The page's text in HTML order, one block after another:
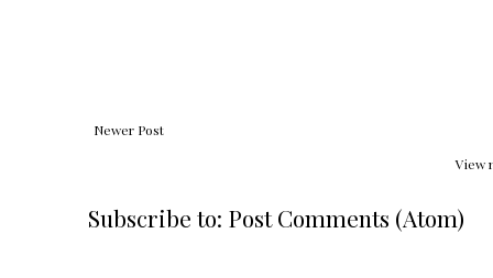
Newer Post
View
Subscribe to: Post Comments (Atom)